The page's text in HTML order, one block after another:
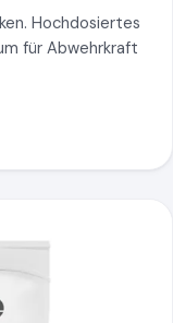
Hochdosiertes
für Abwehrkraft